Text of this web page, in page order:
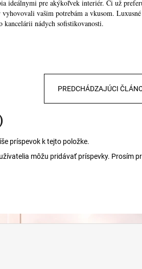
ideálnymi pre akýkoľvek interiér. Či už
vyhovovali vašim potrebám a vkusom.
kancelárii nádych sofistikovanosti.
PREDCHÁDZAJÚCI
príspevok k tejto položke.
môžu pridávať príspevky. Prosím